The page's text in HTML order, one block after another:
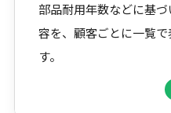
部品耐用年数などに基
容を、顧客ごとに一覧
す。